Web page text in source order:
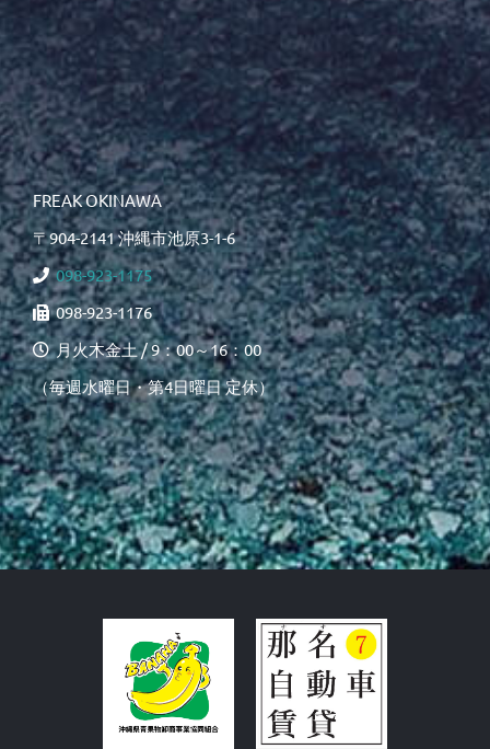
FREAK OKINAWA
〒904-2141 沖縄市池原3-1-6
098-923-1175
098-923-1176
月火木金土 / 9：00～16：00
（毎週水曜日・第4日曜日 定休）